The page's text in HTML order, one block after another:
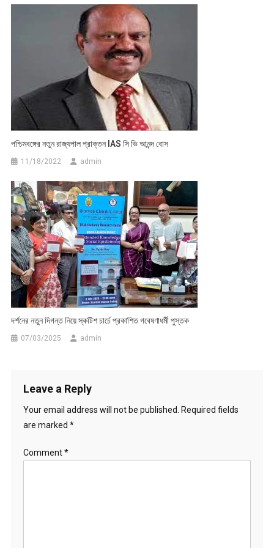
পশ্চিমবঙ্গের নতুন রাজ্যপাল প্রাক্তন IAS সি ভি আনন্দ বোস
11/18/2022 admin
দর্শনের নতুন দিগন্ত নিয়ে স্কটিশ চার্চে প্রকাশিত গবেষণাধর্মী পুস্তক
07/03/2025 admin
Leave a Reply
Your email address will not be published.
Required fields
are marked *
Comment*